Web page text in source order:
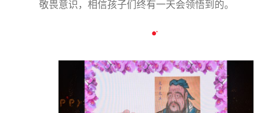
教育，急不得。另外，制礼者在第一章引用了
之位，下留地之位，中间方立意定景。”这不
仅是绘画理论，更是哲学理论，暗含对天地的
敬畏意识，相信孩子们终有一天会领悟到的。